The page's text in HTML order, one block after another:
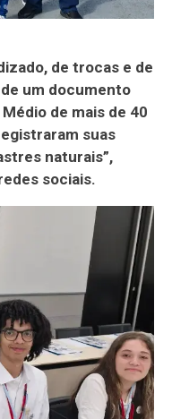
de trocas e de
um documento
de mais de 40
suas
naturais”,
sociais.